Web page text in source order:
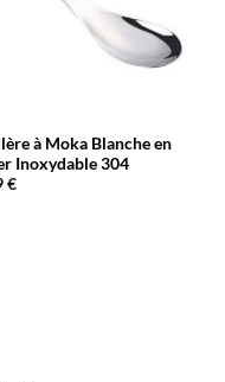
à Moka Blanche en
Inoxydable 304
€